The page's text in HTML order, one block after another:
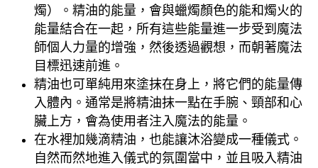
燭）。精油的能量，會與蠟燭顏色的能和燭火的
能量結合在一起，所有這些能量進一步受到魔法
師個人力量的增強，然後透過觀想，而朝著魔法
目標迅速前進。
精油也可單純用來塗抹在身上，將它們的能量傳
入體內。通常是將精油抹一點在手腕、頸部和心
臟上方，會為使用者注入魔法的能量。
在水裡加幾滴精油，也能讓沐浴變成一種儀式。
自然而然地進入儀式的氛圍當中，並且吸入精油